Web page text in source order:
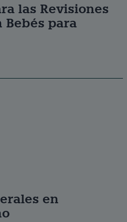
las Revisiones
Bebés para
en